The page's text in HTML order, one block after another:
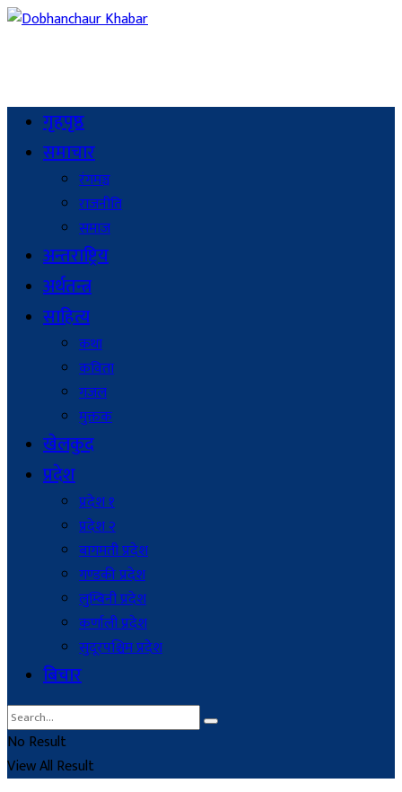
गृहपृष्ठ
समाचार
रंगमञ्च
राजनीति
समाज
अन्तराष्ट्रिय
अर्थतन्त्र
साहित्य
कथा
कविता
गजल
मुक्तक
खेलकुद
प्रदेश
प्रदेश १
प्रदेश २
बागमती प्रदेश
गण्डकी प्रदेश
लुम्बिनी प्रदेश
कर्णाली प्रदेश
सुदूरपश्चिम प्रदेश
बिचार
No Result
View All Result